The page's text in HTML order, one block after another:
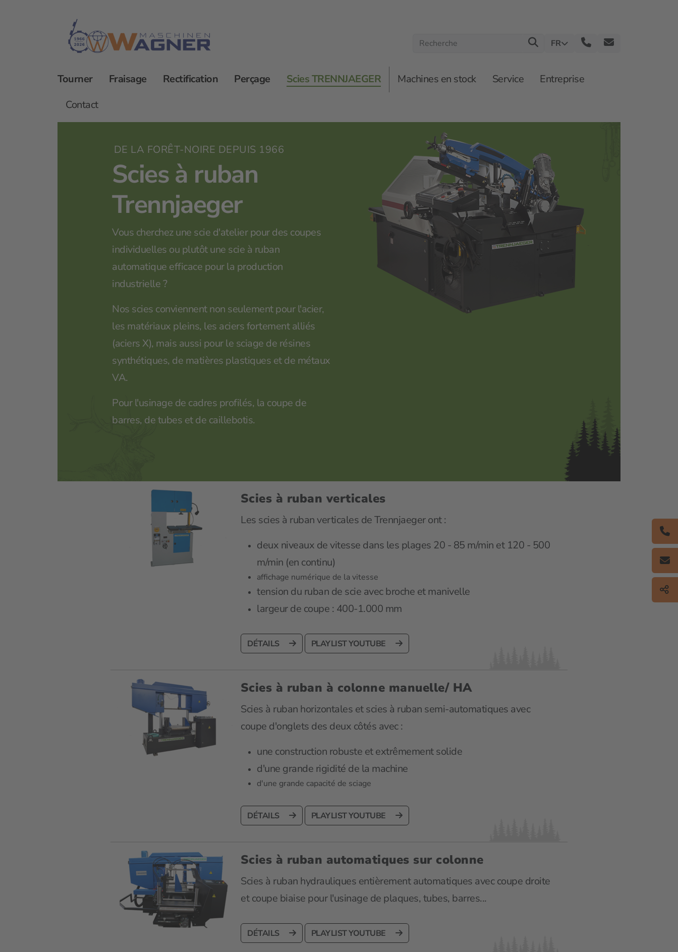
FR
Tourner Fraisage Rectification Perçage Scies TRENNJAEGER Machines en stock Service
Entreprise
Contact
Scies TRENNJAEGER Scies à ruban
DE LA FORÊT-NOIRE DEPUIS 1966
Scies à ruban
Trennjaeger
Vous cherchez une scie d'atelier pour des coupes
individuelles ou plutôt une scie à ruban
automatique efficace pour la production
industrielle ?
Nos scies conviennent non seulement pour l'acier,
les matériaux pleins, les aciers fortement alliés
(aciers X), mais aussi pour le sciage de résines
synthétiques, de matières plastiques et de métaux
VA.
Pour l'usinage de cadres profilés, la coupe de
barres, de tubes et de caillebotis.
Scies à ruban verticales
Les scies à ruban verticales de Trennjaeger ont :
deux niveaux de vitesse dans les plages 20 - 85 m/min et 120 - 500
m/min (en continu)
affichage numérique de la vitesse
tension du ruban de scie avec broche et manivelle
largeur de coupe : 400-1.000 mm
DÉTAILS PLAYLIST YOUTUBE
Scies à ruban à colonne manuelle/ HA
Scies à ruban horizontales et scies à ruban semi-automatiques avec
coupe d'onglets des deux côtés avec :
une construction robuste et extrêmement solide
d'une grande rigidité de la machine
d'une grande capacité de sciage
DÉTAILS PLAYLIST YOUTUBE
Scies à ruban automatiques sur colonne
Scies à ruban hydrauliques entièrement automatiques avec coupe droite
et coupe biaise pour l'usinage de plaques, tubes, barres...
DÉTAILS PLAYLIST YOUTUBE